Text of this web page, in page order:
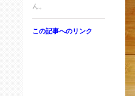
ん。
この記事へのリンク